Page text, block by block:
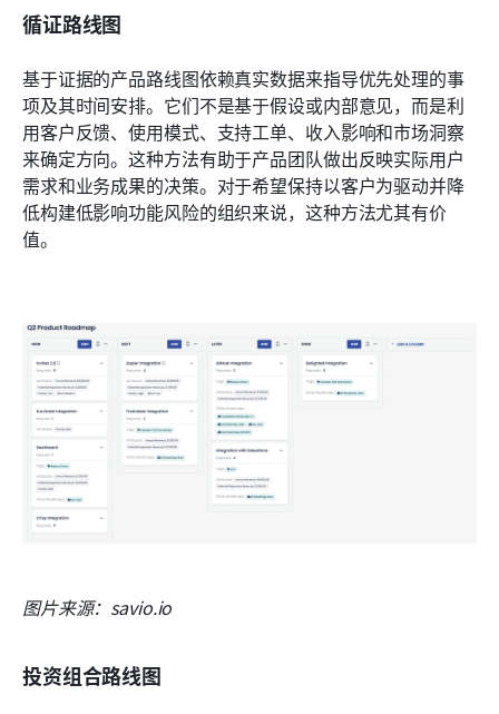
循证路线图
基于证据的产品路线图依赖真实数据来指导优先处理的事
项及其时间安排。它们不是基于假设或内部意见，而是利
用客户反馈、使用模式、支持工单、收入影响和市场洞察
来确定方向。这种方法有助于产品团队做出反映实际用户
需求和业务成果的决策。对于希望保持以客户为驱动并降
低构建低影响功能风险的组织来说，这种方法尤其有价
值。
图片来源：savio.io
投资组合路线图